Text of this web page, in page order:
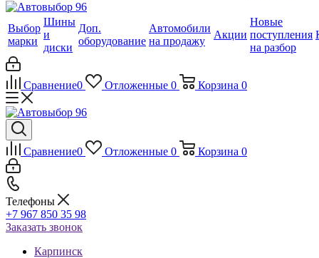
Выбор
марки
Шины
и
диски
Доп.
оборудование
Автомобили
на продажу
Акции
Новые
поступления
на разбор
Сравнение0 Отложенные 0 Корзина 0
Сравнение0 Отложенные 0 Корзина 0
Телефоны
+7 967 850 35 98
Заказать звонок
Карпинск